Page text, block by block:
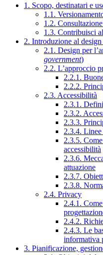
1. Scopo, destinatari e
1.1.
1.2.
1.3. Contribuisci
2. Introduzione al
2.1. Design per
government)
2.2. L’approccio
2.2.1.
2.2.2.
2.3. Accessibilità
2.3.1.
2.3.2.
2.3.3.
2.3.4. Linee
2.3.5.
accessibilità
2.3.6.
attuazione
2.3.7.
2.3.8.
2.4. Privacy
2.4.1.
2.4.2.
2.4.3. Le
informativa
3. Pianificazione,